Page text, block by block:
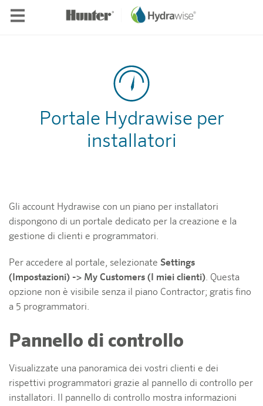
Portale Hydrawise per
installatori
Gli account Hydrawise con un piano per installatori
dispongono di un portale dedicato per la creazione e la
gestione di clienti e programmatori.
Per accedere al portale, selezionate Settings
(Impostazioni) -> My Customers (I miei clienti). Questa
opzione non è visibile senza il piano Contractor; gratis fino
a 5 programmatori.
Pannello di controllo
Visualizzate una panoramica dei vostri clienti e dei
rispettivi programmatori grazie al pannello di controllo per
installatori. Il pannello di controllo mostra informazioni